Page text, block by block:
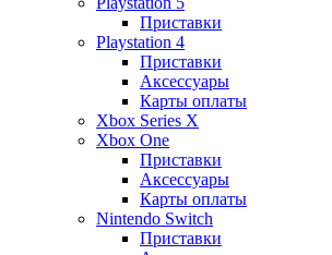
Приставки
Playstation 4
Приставки
Аксессуары
Карты оплаты
Xbox Series X
Xbox One
Приставки
Аксессуары
Карты оплаты
Nintendo Switch
Приставки